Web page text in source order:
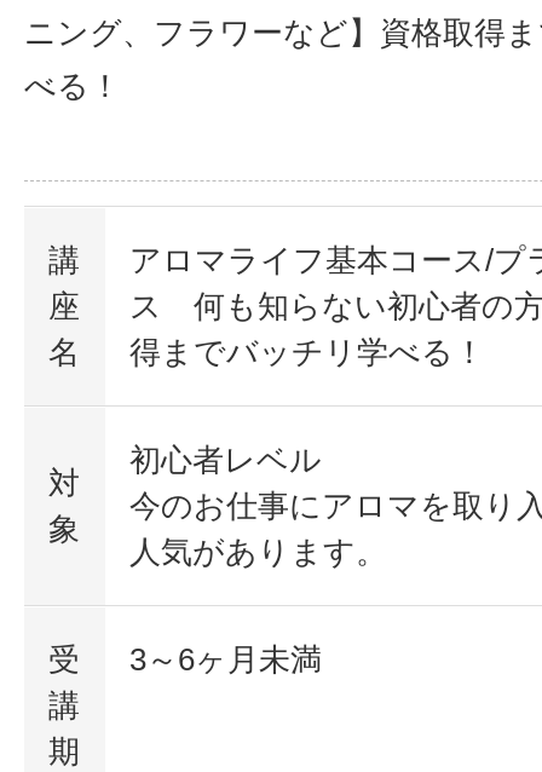
ニング、フラワーなど】資格取得
べる！
講
座
名
アロマライフ基本コース/プ
ス 何も知らない初心者の
得までバッチリ学べる
対
象
初心者レベル
今のお仕事にアロマを取り
人気があります。
受
講
期
3～6ヶ月未満